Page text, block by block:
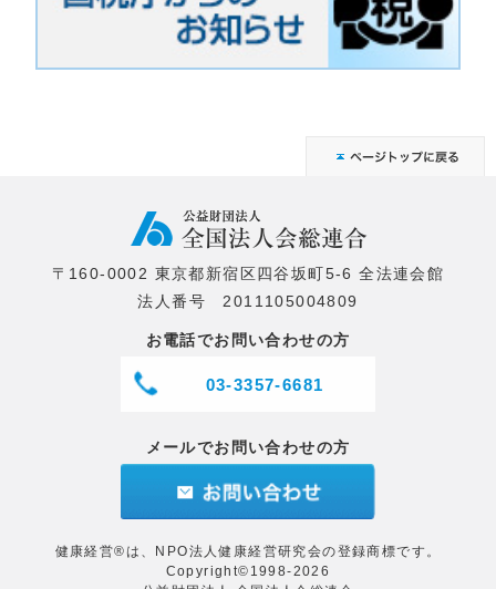
〒160-0002 東京都新宿区四谷坂町5-6 全法連会館
法人番号 2011105004809
お電話でお問い合わせの方
03-3357-6681
メールでお問い合わせの方
健康経営®は、NPO法人健康経営研究会の登録商標です。
Copyright©1998-2026